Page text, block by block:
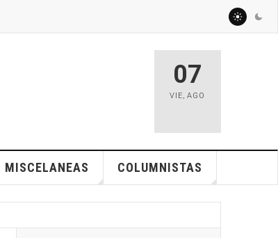
07
VIE,AGO
MISCELANEAS COLUMNISTAS